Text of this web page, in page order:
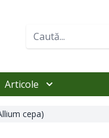
Articole
cepa)